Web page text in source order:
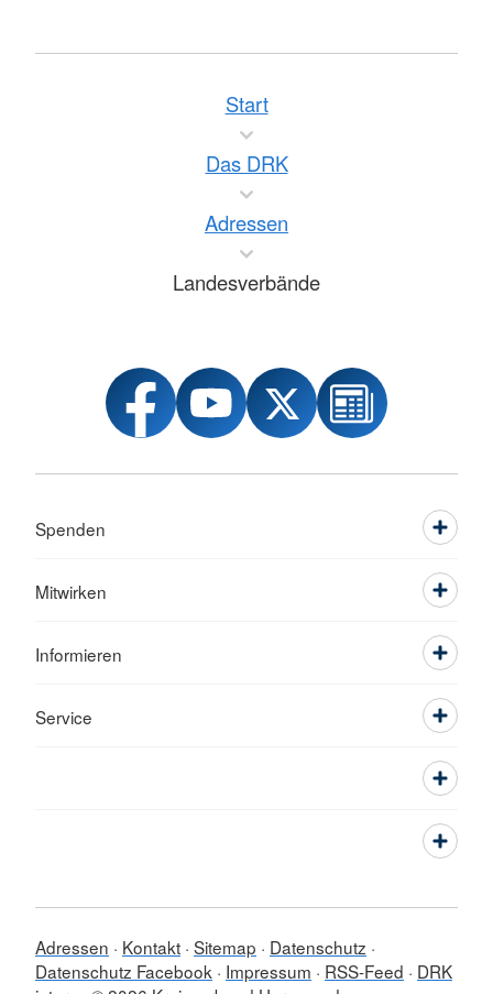
Start
Das DRK
Adressen
Landesverbände
Spenden
Mitwirken
Informieren
Service
Adressen Kontakt Sitemap
Datenschutz
Datenschutz Facebook
Impressum RSS-Feed
DRK